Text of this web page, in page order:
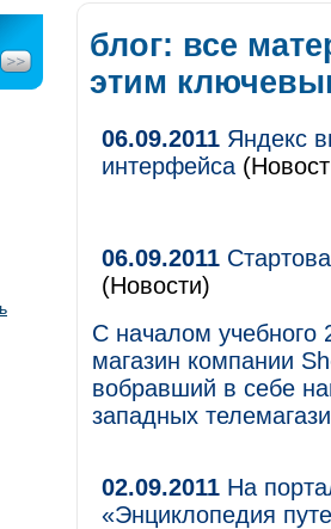
блог: все
этим
06.09.2011 Яндекс
интерфейса
06.09.2011
(Новости)
С началом учебного
магазин компании
вобравший в себе
западных
02.09.2011 На
«Энциклопедия